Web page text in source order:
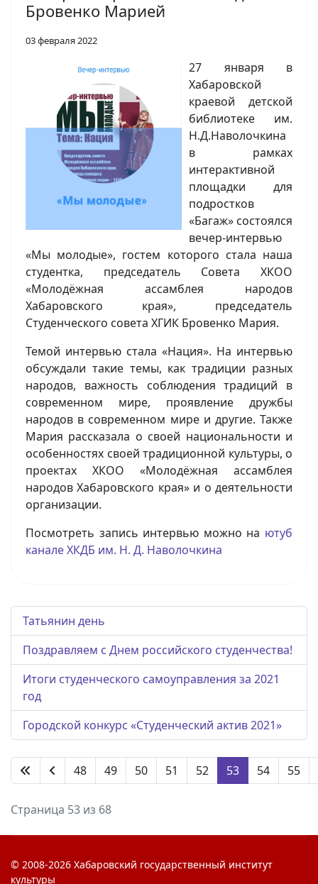
Бровенко Марией
03 февраля 2022
27 января в
Хабаровской
краевой детской
библиотеке им.
Н.Д.Наволочкина
в рамках
интерактивной
площадки для
подростков
«Багаж» состоялся
вечер-интервью
«Мы молодые», гостем которого стала наша
студентка, председатель Совета ХКОО
«Молодёжная ассамблея народов
Хабаровского края», председатель
Студенческого совета ХГИК Бровенко Мария.
Темой интервью стала «Нация». На интервью
обсуждали такие темы, как традиции разных
народов, важность соблюдения традиций в
современном мире, проявление дружбы
народов в современном мире и другие. Также
Мария рассказала о своей национальности и
особенностях своей традиционной культуры, о
проектах ХКОО «Молодёжная ассамблея
народов Хабаровского края» и о деятельности
организации.
Посмотреть запись интервью можно на ютуб
канале ХКДБ им. Н. Д. Наволочкина
Татьянин день
Поздравляем с Днем российского студенчества!
Итоги студенческого самоуправления за 2021
год
Городской конкурс «Студенческий актив 2021»
48 49 50 51 52 53 54 55
Страница 53 из 68
© 2008-2026 Хабаровский государственный институт
культуры